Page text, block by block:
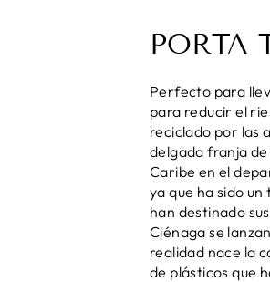
PORTA
Perfecto para
para reducir el
reciclado por las
delgada franja
Caribe en el
ya que ha sido
han destinado
Ciénaga se
realidad nace la
de plásticos que